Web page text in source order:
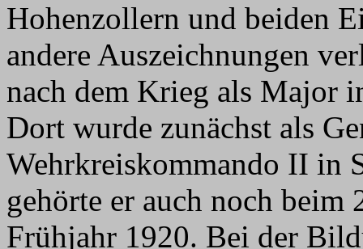
Hohenzollern und beiden
andere Auszeichnungen
nach dem Krieg als Major
Dort wurde zunächst als
Wehrkreiskommando II in
gehörte er auch noch beim
Frühjahr 1920. Bei der